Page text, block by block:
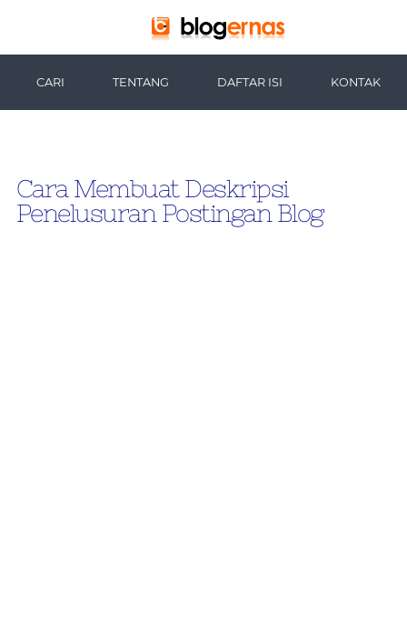
CARI TENTANG DAFTAR ISI KONTAK
Cara Membuat Deskripsi
Penelusuran Postingan Blog